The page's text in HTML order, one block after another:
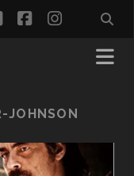
twitterfacebook
JOHNSON